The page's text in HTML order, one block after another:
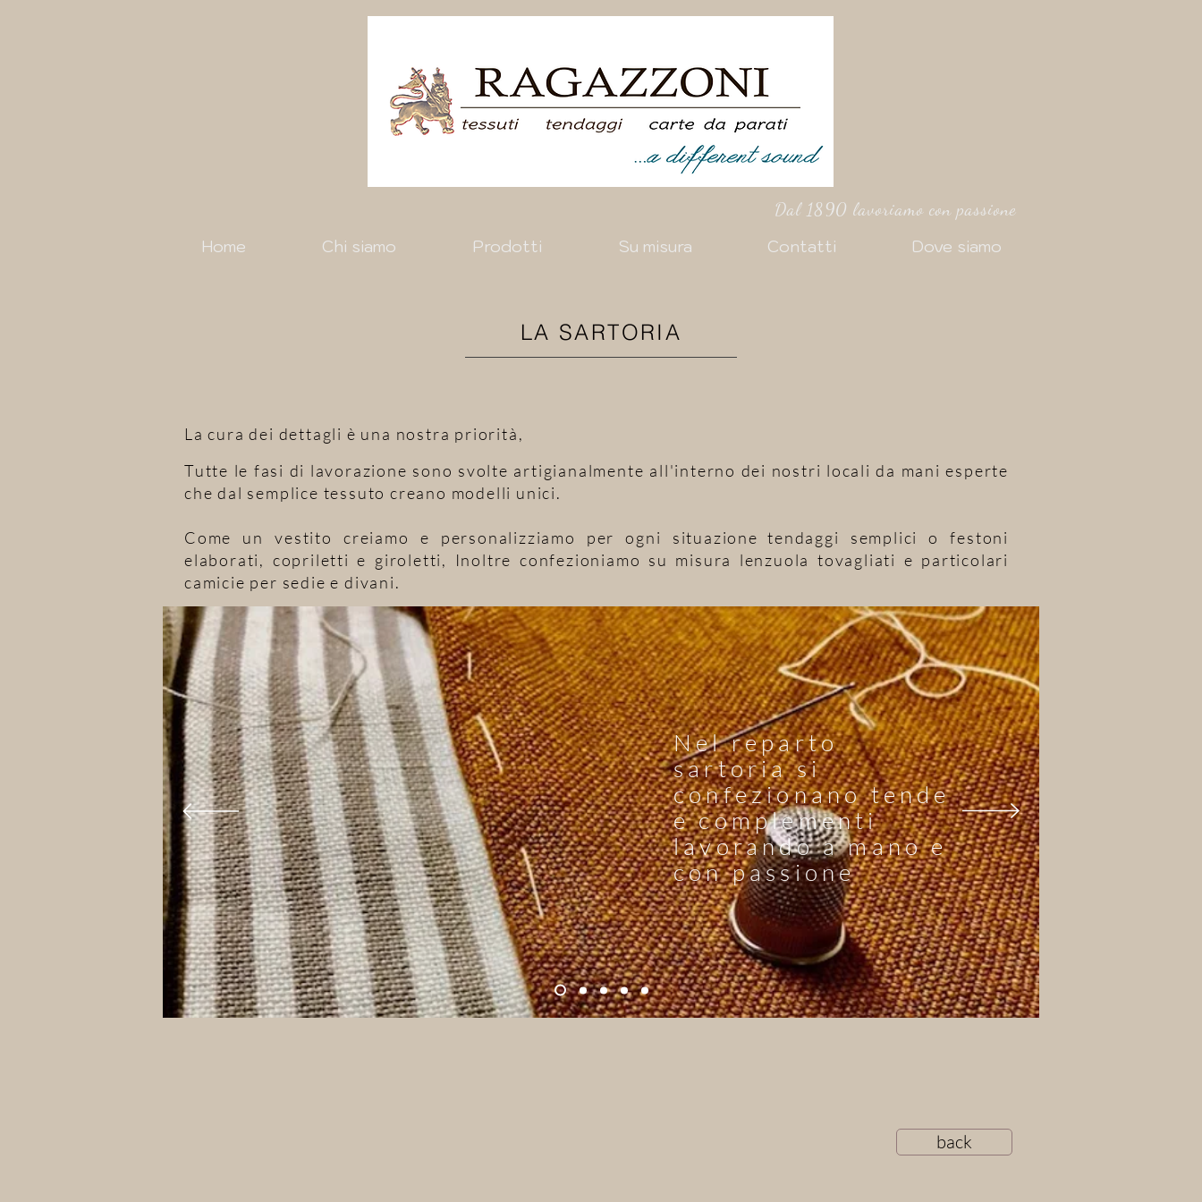
Dal 1890 lavoriamo con passione
Home Chi siamo Prodotti Su misura Contatti Dove siamo
LA SARTORIA
La cura dei dettagli è una nostra priorità,
Tutte le fasi di lavorazione sono svolte artigianalmente all'interno dei nostri locali da mani esperte
che dal semplice tessuto creano modelli unici.
Come un vestito creiamo e personalizziamo per ogni situazione tendaggi semplici o festoni
elaborati, copriletti e giroletti, Inoltre confezioniamo su misura lenzuola tovagliati e particolari
camicie per sedie e divani.
Nel reparto
sartoria si
confezionano tende
ecomplementi
lavorando a mano e
con passione
back